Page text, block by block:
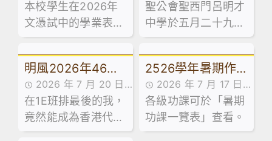
翅成長！
最新消息
本校學生在2026年
文憑試中的學業表
現，承接近年持續上
揚的趨勢，保持良好
勢頭，繼續穩中求
進。
禮
傳媒訪問,最新消息
聖公會聖西門呂明才
中學於五月二十九日
舉行第五十屆畢業典
禮，由教育局首席教
育主任(課程發展)1李
建寰先生擔任主禮嘉
賓，並向畢業生致訓
辭及授憑。
明風2026年46期
｜學友社執行總
監-梁國成校友
2026 年 7 月 20 日
最新消息
在1E班排最後的我，
竟然能成為香港代表
隊成員，甚至成為十
2526學年暑期作
業2026 年 7 月 17 日
最新消息
各級功課可於「暑期
功課一覽表」查看。